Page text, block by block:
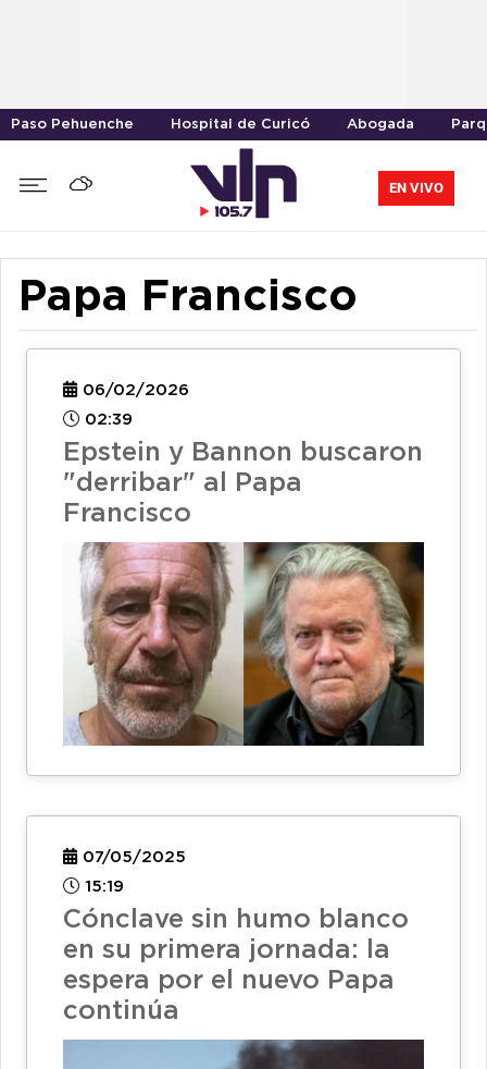
Paso Pehuenche Hospital de Curicó Abogada
EN VIVO
Papa Francisco
06/02/2026
02:39
Epstein y Bannon buscaron
"derribar" al Papa
Francisco
07/05/2025
15:19
Cónclave sin humo blanco
en su primera jornada: la
espera por el nuevo Papa
continúa